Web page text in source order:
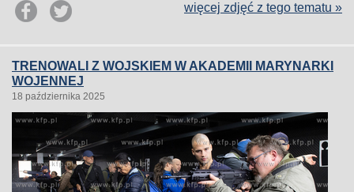
więcej zdjęć z tego tematu »
TRENOWALI Z WOJSKIEM W AKADEMII MARYNARKI
WOJENNEJ
18 października 2025